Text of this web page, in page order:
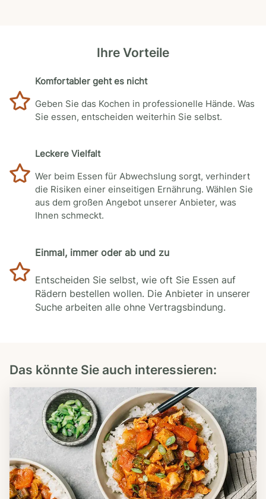
Ihre Vorteile
Komfortabler geht es nicht
Geben Sie das Kochen in professionelle Hände. Was
Sie essen, entscheiden weiterhin Sie selbst.
Leckere Vielfalt
Wer beim Essen für Abwechslung sorgt, verhindert
die Risiken einer einseitigen Ernährung. Wählen Sie
aus dem großen Angebot unserer Anbieter, was
Ihnen schmeckt.
Einmal, immer oder ab und zu
Entscheiden Sie selbst, wie oft Sie Essen auf
Rädern bestellen wollen. Die Anbieter in unserer
Suche arbeiten alle ohne Vertragsbindung.
Das könnte Sie auch interessieren: